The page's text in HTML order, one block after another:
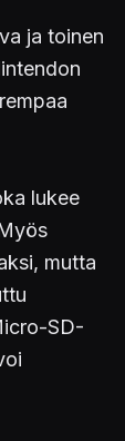
ja toinen
lukee
mutta
SD-